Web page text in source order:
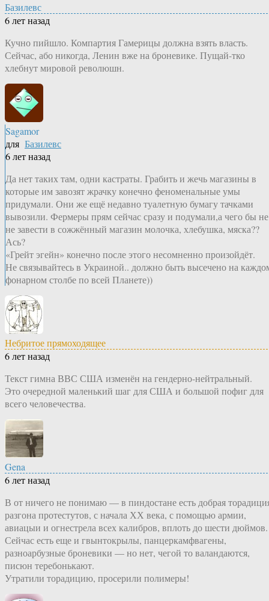
Базилевс
6 лет назад
Кучно пийшло. Компартия Гамерицы должна взять власть.
Сейчас, або никогда, Ленин вже на броневике. Пущай-тко
хлебнут мировой революшн.
Sagamor
для Базилевс
6 лет назад
Да нет таких там, одни кастраты. Грабить и жечь магазины в
которые им завозят жрачку конечно феноменальные умы
придумали. Они же ещё недавно туалетную бумагу тачками
вывозили. Фермеры прям сейчас сразу и подумали,а чего бы не
не завести в сожжённый магазин молочка, хлебушка, мяска??
Ась?
«Грейт эгейн» конечно после этого несомненно произойдёт.
Не связывайтесь в Украиной.. должно быть высечено на
фонарном столбе по всей Планете))
Небритое прямоходящее
6 лет назад
Текст гимна ВВС США изменён на гендерно-нейтральный.
Это очередной маленький шаг для США и большой пофиг для
всего человечества.
Gena
6 лет назад
В от ничего не понимаю — в пиндостане есть добрая
разгона протестутов, с начала ХХ века, с помощью армии,
авиацыи и огнестрела всех калибров, вплоть до шести дюймов.
Сейчас есть еще и гвынтокрылы, панцеркамфвагены,
разноарбузные броневики — но нет, чегой то валандаются,
писюн теребонькают.
Утратили торадицию, просерили полимеры!